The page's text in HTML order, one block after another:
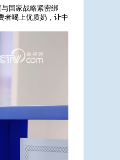
国家战略紧密绑
者喝上优质奶，让中